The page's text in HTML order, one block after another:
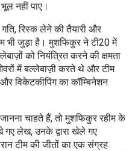
नहीं पाए।
रिस्क लेने की तैयारी और
भी जुड़ा है। मुशफिकुर ने टी20 में
को नियंत्रित करने की क्षमता
में बल्लेबाज़ी करते थे और टीम
विकेटकीपिंग का कॉम्बिनेशन
चाहते हैं, तो मुशफिकुर रहीम के
गए लेख, उनके द्वारा खेले गए
टीम की जीतों का एक संग्रह